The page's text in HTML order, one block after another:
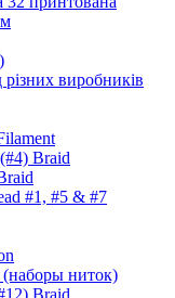
різних виробників
Braid
#1, #5 & #7
ниток)
Braid